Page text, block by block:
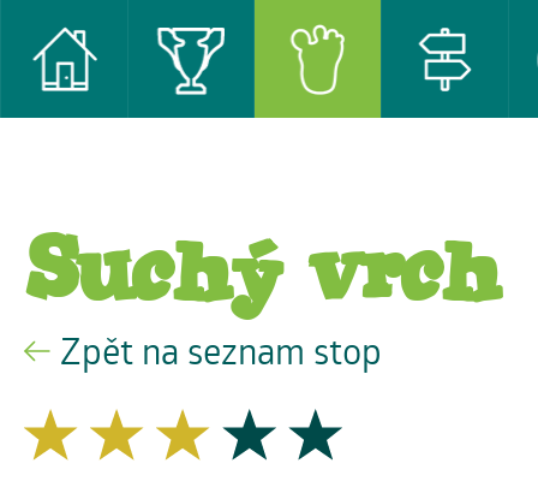
Suchý vrch
Zpět na seznam stop